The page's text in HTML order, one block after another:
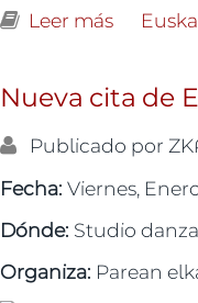
Leer más sobre
Nueva cita de
Publicado por
Fecha:Viernes,
Dónde: Studio
Organiza: Parean